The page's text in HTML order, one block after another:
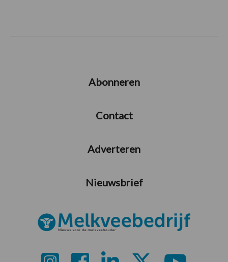
Abonneren
Contact
Adverteren
Nieuwsbrief